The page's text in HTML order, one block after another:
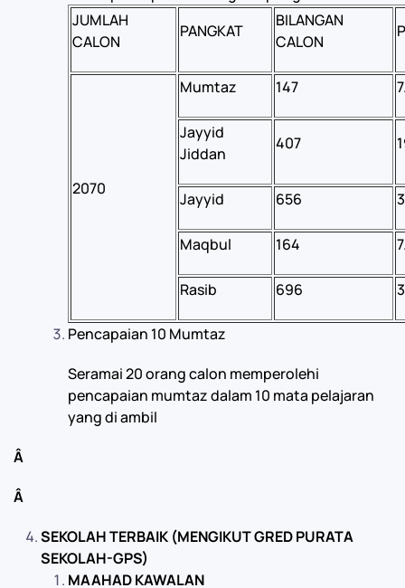
JUMLAH
CALON
PANGKAT
BILANGAN
CALON
2070
Mumtaz 147
Jayyid
Jiddan
407
Jayyid 656
Maqbul 164
Rasib 696
Pencapaian 10 Mumtaz
Seramai 20 orang calon memperolehi
pencapaian mumtaz dalam 10 mata pelajaran
yang di ambil
Â
Â
SEKOLAH TERBAIK (MENGIKUT GRED PURATA
SEKOLAH-GPS)
MAAHAD KAWALAN